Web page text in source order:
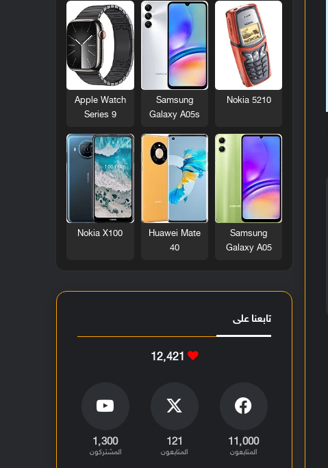
Nokia 5210
Samsung
Galaxy A05s
Apple Watch
Series 9
Samsung
Galaxy A05
Huawei Mate
40
Nokia X100
تابعنا على
12٬421
11٬000
المتابعون
121
المتابعون
1٬300
المشتركون